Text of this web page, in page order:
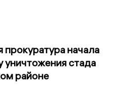
начала
уничтожения стада
районе